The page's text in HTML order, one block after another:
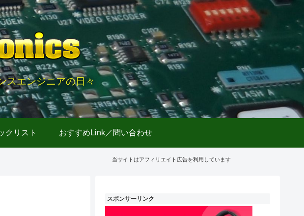
スエンジニアの日々
クリスト おすすめLink／問い合わせ
当サイトはアフィリエイト広告を利用しています
スポンサーリンク